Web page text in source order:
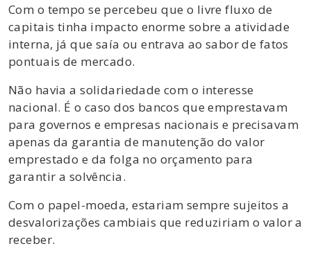
Com o tempo se percebeu que o livre fluxo de
capitais tinha impacto enorme sobre a atividade
interna, já que saía ou entrava ao sabor de fatos
pontuais de mercado.
Não havia a solidariedade com o interesse
nacional. É o caso dos bancos que emprestavam
para governos e empresas nacionais e precisavam
apenas da garantia de manutenção do valor
emprestado e da folga no orçamento para
garantir a solvência.
Com o papel-moeda, estariam sempre sujeitos a
desvalorizações cambiais que reduziriam o valor a
receber.